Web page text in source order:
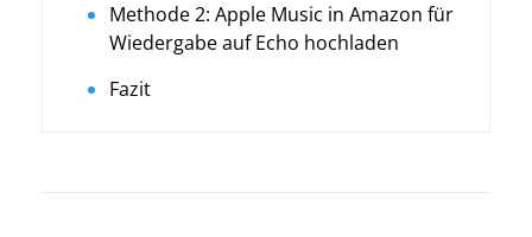
Methode 2: Apple Music in Amazon für
Wiedergabe auf Echo hochladen
Fazit